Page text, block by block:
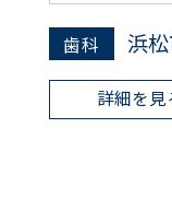
歯科 浜
詳細を見